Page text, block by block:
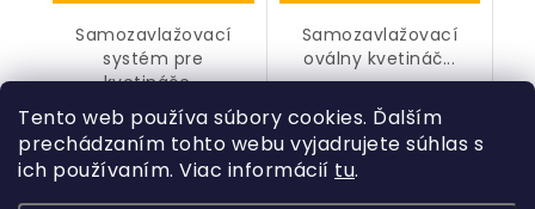
Tento web používa súbory cookies. Ďalším
prechádzaním tohto webu vyjadrujete súhlas s
ich používaním. Viac informácií tu.
Samozavlažovací
systém pre
kvetináče...
Samozavlažovací
oválny kvetináč...